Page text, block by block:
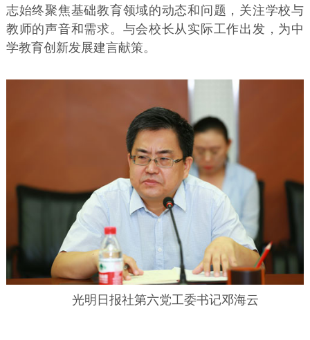
志始终聚焦基础教育领域的动态和问题，关注学校与
教师的声音和需求。与会校长从实际工作出发，为中
学教育创新发展建言献策。
光明日报社第六党工委书记邓海云